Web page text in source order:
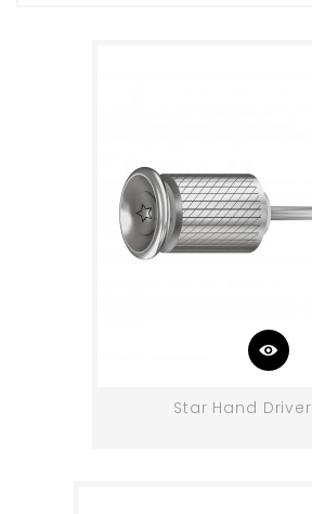
Star Hand Driver